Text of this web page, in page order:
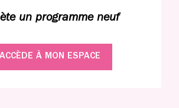
un programme neuf
À MON ESPACE